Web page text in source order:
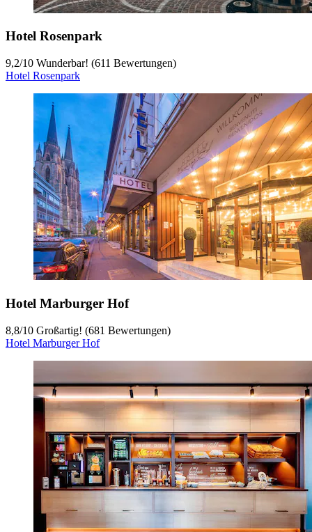
Hotel Rosenpark
9,2/10 Wunderbar! (611 Bewertungen)
Hotel Rosenpark
Hotel Marburger Hof
8,8/10 Großartig! (681 Bewertungen)
Hotel Marburger Hof